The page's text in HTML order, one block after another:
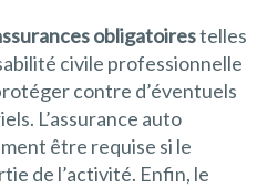
obligatoirestelles
civile professionnelle
contre d’éventuels
L’assurance auto
être requise si le
de l’activité. Enfin, le